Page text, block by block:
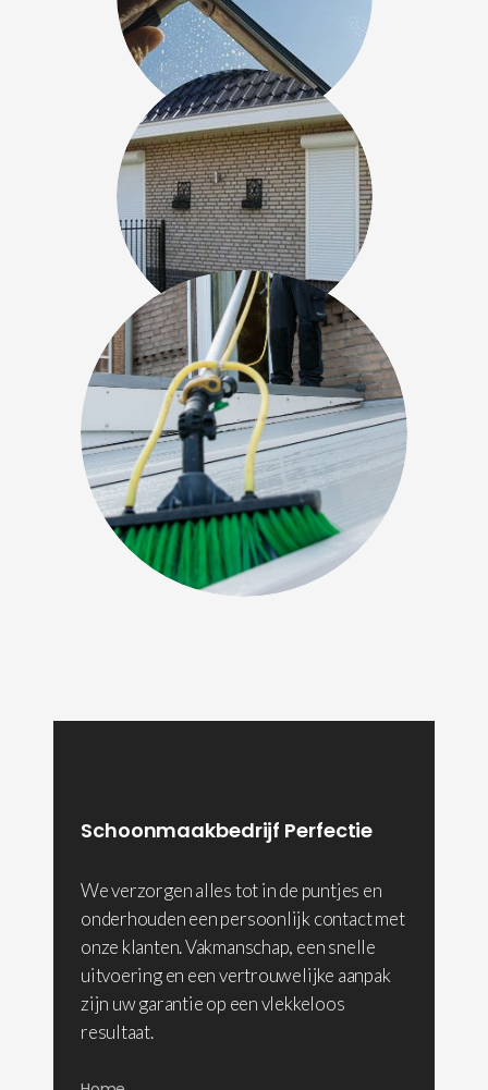
Schoonmaakbedrijf Perfectie
We verzorgen alles tot in de puntjes en
onderhouden een persoonlijk contact met
onze klanten. Vakmanschap, een snelle
uitvoering en een vertrouwelijke aanpak
zijn uw garantie op een vlekkeloos
resultaat.